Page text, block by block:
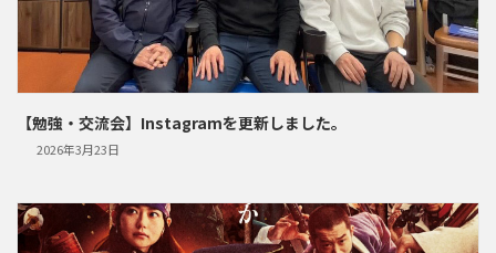
【勉強・交流会】Instagramを更新しました。
2026年3月23日